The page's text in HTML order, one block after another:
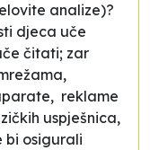
analize)?
djeca uče
čitati; zar
reklame
uspješnica,
bi osigurali